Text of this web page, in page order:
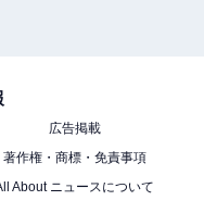
専用アプリ対応
広告掲載
著作権・商標・免責事項
About ニュースについて